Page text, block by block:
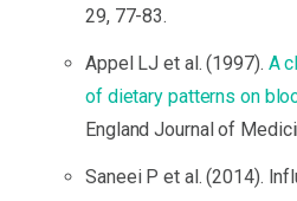
29, 77-83.
Appel LJ et al. (1997). A
of dietary patterns on
England Journal of
Saneei P et al. (2014).